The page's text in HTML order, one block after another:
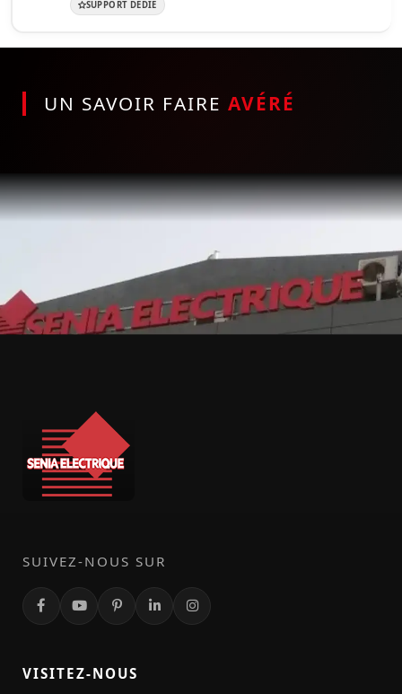
SUPPORT DÉDIÉ
UN SAVOIR FAIRE AVÉRÉ
SUIVEZ-NOUS SUR
VISITEZ-NOUS